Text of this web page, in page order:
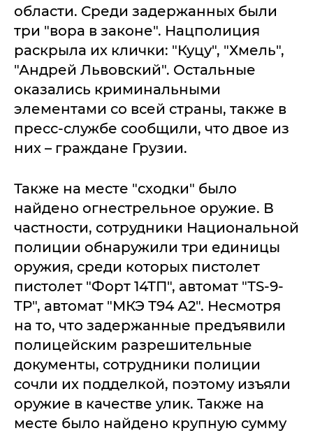
области. Среди задержанных были
три "вора в законе". Нацполиция
раскрыла их клички: "Куцу", "Хмель",
"Андрей Львовский". Остальные
оказались криминальными
элементами со всей страны, также в
пресс-службе сообщили, что двое из
них – граждане Грузии.
Также на месте "сходки" было
найдено огнестрельное оружие. В
частности, сотрудники Национальной
полиции обнаружили три единицы
оружия, среди которых пистолет
пистолет "Форт 14ТП", автомат "ТS-9-
TP", автомат "МКЭ Т94 А2". Несмотря
на то, что задержанные предъявили
полицейским разрешительные
документы, сотрудники полиции
сочли их подделкой, поэтому изъяли
оружие в качестве улик. Также на
месте было найдено крупную сумму